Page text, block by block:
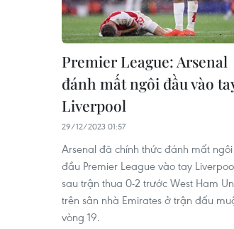
Premier League: Arsenal
đánh mất ngôi đầu vào
Liverpool
29/12/2023 01:57
Arsenal đã chính thức đánh mất ngôi
đầu Premier League vào tay
sau trận thua 0-2 trước West Ham
trên sân nhà Emirates ở trận đấu
vòng 19.